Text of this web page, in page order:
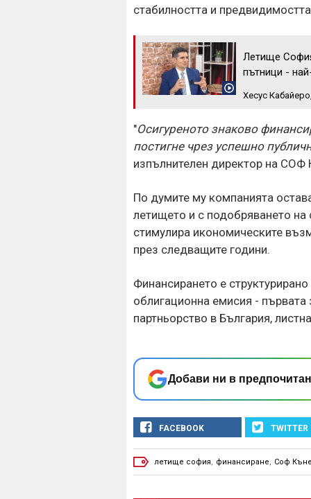
стабилността и
Летище
пътници -
Хесус
"Осигуреното знаково
постигне чрез успешно
изпълнителен директор на СОФ
По думите му компанията
летището и с подобряването на
стимулира икономическите
през следващите години.
Финансирането е
облигационна емисия -
партньорство в България,
Добави ни в
FACEBOOK TWITTER
летище софия, финансиране, Соф